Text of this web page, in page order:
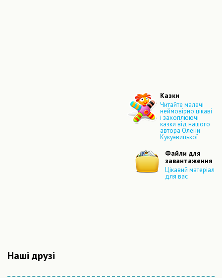
Казки
Читайте малечі
неймовірно цікаві
і захоплюючі
казки від нашого
автора Олени
Кукуєвицької
Файли для
завантаження
Цікавий матеріал
для вас
Наші друзі